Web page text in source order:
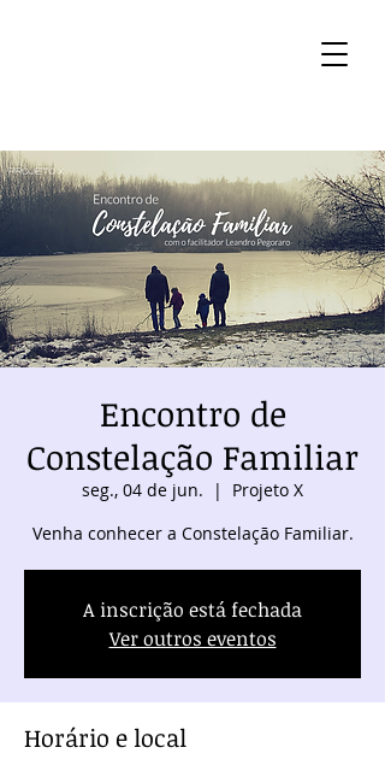
Encontro de
Constelação Familiar
seg., 04 de jun.
  |
Projeto X
Venha conhecer a Constelação Familiar.
A inscrição está fechada
Ver outros eventos
Horário e local